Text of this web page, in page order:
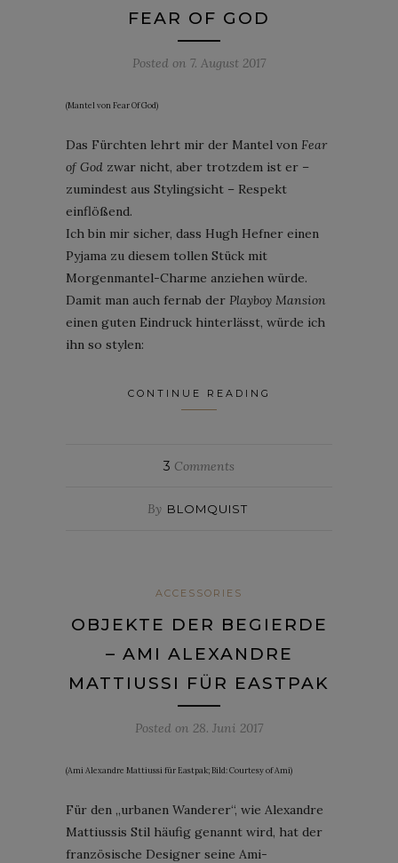
FEAR OF GOD
Posted on 7. August 2017
(Mantel von Fear Of God)
Das Fürchten lehrt mir der Mantel von Fear
of God zwar nicht, aber trotzdem ist er –
zumindest aus Stylingsicht – Respekt
einflößend.
Ich bin mir sicher, dass Hugh Hefner einen
Pyjama zu diesem tollen Stück mit
Morgenmantel-Charme anziehen würde.
Damit man auch fernab der Playboy Mansion
einen guten Eindruck hinterlässt, würde ich
ihn so stylen:
CONTINUE READING
3 Comments
By BLOMQUIST
ACCESSORIES
OBJEKTE DER BEGIERDE
– AMI ALEXANDRE
MATTIUSSI FÜR EASTPAK
Posted on 28. Juni 2017
(Ami Alexandre Mattiussi für Eastpak; Bild: Courtesy of Ami)
Für den „urbanen Wanderer“, wie Alexandre
Mattiussis Stil häufig genannt wird, hat der
französische Designer seine Ami-